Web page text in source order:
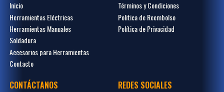
Inicio
Herramientas Eléctricas
Herramientas Manuales
Soldadura
Accesorios para Herramientas
Contacto
Términos y Condiciones
Politica de Reembolso
Política de Privacidad
CONTÁCTANOS REDES SOCIALES